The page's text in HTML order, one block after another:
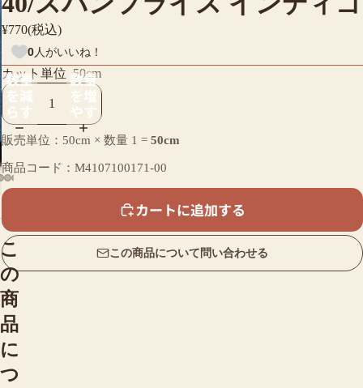
こ
の
商
品
に
つ
¥770(税込)
0人がいいね！
カット単位 50cm
数量
を減
らす
数量
を増
やす
販売単位：50cm × 数量 1 = 50cm
商品コード：M4107100171-00
カートに追加する
この商品について問い合わせる